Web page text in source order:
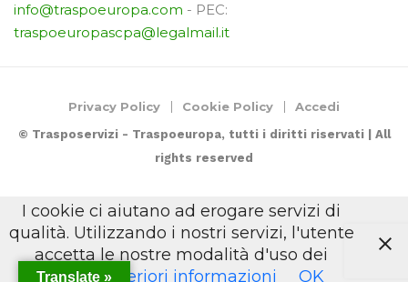
info@traspoeuropa.com - PEC:
traspoeuropascpa@legalmail.it
Privacy Policy Cookie Policy Accedi
© Trasposervizi - Traspoeuropa, tutti i diritti riservati | All
rights reserved
Translate »
I cookie ci aiutano ad erogare servizi di
qualità. Utilizzando i nostri servizi, l'utente
accetta le nostre modalità d'uso dei
cookie. Ulteriori informazioni OK